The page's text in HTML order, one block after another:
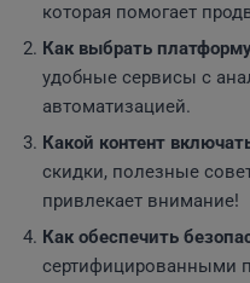
которая помогает
Как выбрать
удобные сервисы с
автоматизацией.
Какой контент
скидки, полезные
привлекает внимание!
Как обеспечить
сертифицированными